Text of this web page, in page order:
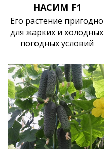
НАСИМ F1
Его растение пригодно
для жарких и холодных
погодных условий